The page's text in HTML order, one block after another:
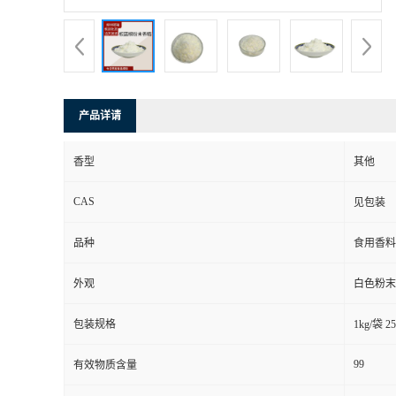
产品详请
香型 其他
CAS 见包装
品种 食用香料
外观 白色粉末
包装规格 1kg/袋
有效物质含量 99